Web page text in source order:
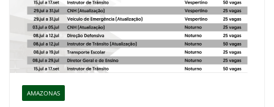
AMAZONAS